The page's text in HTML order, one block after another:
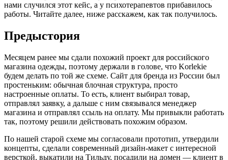
нами случился этот кейс, а у психотерапевтов прибавилось
работы. Читайте далее, ниже расскажем, как так получилось.
Предыстория
Месяцем ранее мы сдали похожий проект для российского
магазина одежды, поэтому держали в голове, что Korlekie
будем делать по той же схеме. Сайт для бренда из России был
простеньким: обычная блочная структура, просто
настроенные оплаты. То есть, клиент выбирал товар,
отправлял заявку, а дальше с ним связывался менеджер
магазина и отправлял ссыль на оплату. Мы привыкли работать
так, поэтому решили действовать похожим образом.
По нашей старой схеме мы согласовали прототип, утвердили
концепты, сделали современный дизайн-макет с интересной
версткой, выкатили на Тильду, посадили на домен — клиент в